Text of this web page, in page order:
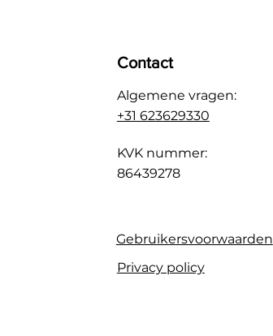
Contact
Algemene vragen:
+31 623629330
KVK nummer:
86439278
Gebruikersvoorwaarden
Privacy policy